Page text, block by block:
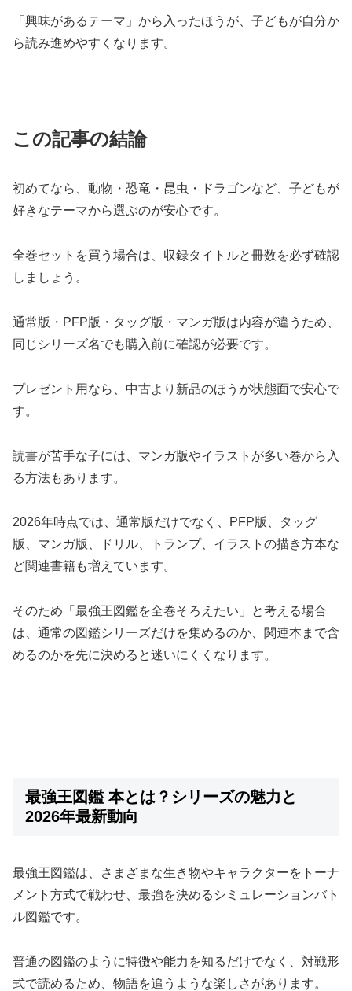
「興味があるテーマ」から入ったほうが、子どもが自分か
ら読み進めやすくなります。
この記事の結論
初めてなら、動物・恐竜・昆虫・ドラゴンなど、子どもが
好きなテーマから選ぶのが安心です。
全巻セットを買う場合は、収録タイトルと冊数を必ず確認
しましょう。
通常版・PFP版・タッグ版・マンガ版は内容が違うため、
同じシリーズ名でも購入前に確認が必要です。
プレゼント用なら、中古より新品のほうが状態面で安心で
す。
読書が苦手な子には、マンガ版やイラストが多い巻から入
る方法もあります。
2026年時点では、通常版だけでなく、PFP版、タッグ
版、マンガ版、ドリル、トランプ、イラストの描き方本な
ど関連書籍も増えています。
そのため「最強王図鑑を全巻そろえたい」と考える場合
は、通常の図鑑シリーズだけを集めるのか、関連本まで含
めるのかを先に決めると迷いにくくなります。
最強王図鑑 本とは？シリーズの魅力と
2026年最新動向
最強王図鑑は、さまざまな生き物やキャラクターをトーナ
メント方式で戦わせ、最強を決めるシミュレーションバト
ル図鑑です。
普通の図鑑のように特徴や能力を知るだけでなく、対戦形
式で読めるため、物語を追うような楽しさがあります。